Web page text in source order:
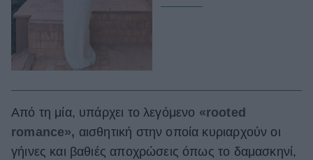
Από τη μία, υπάρχει το λεγόμενο «rooted
romance», αισθητική στην οποία κυριαρχούν οι
γήινες και βαθιές αποχρώσεις όπως το δαμασκηνί,